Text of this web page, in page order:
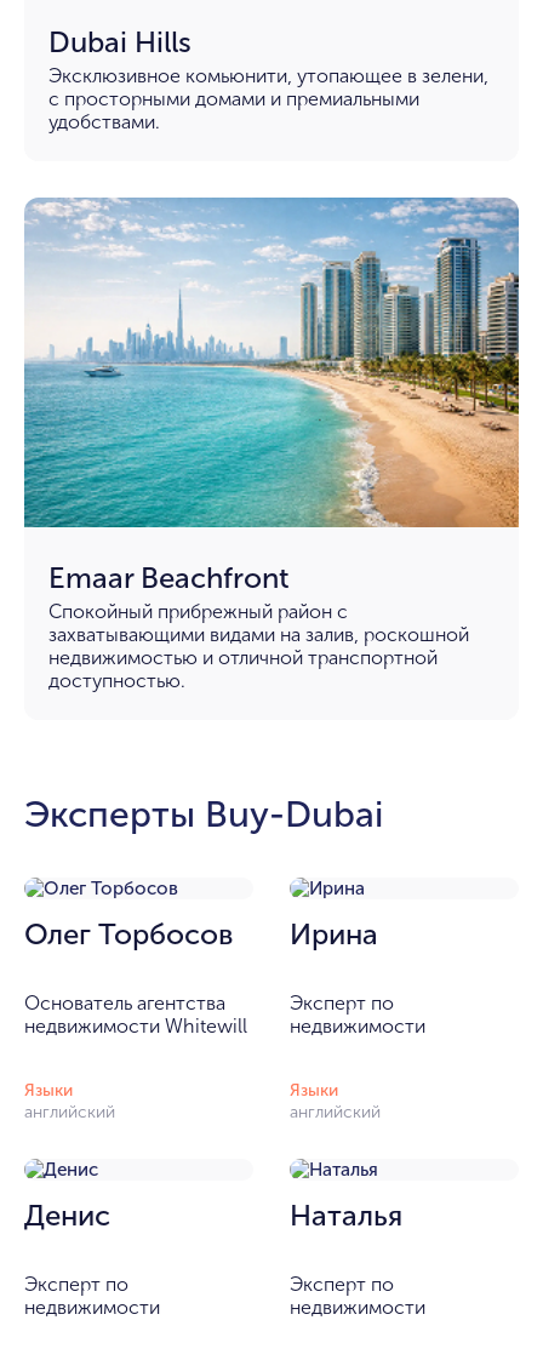
Dubai Hills
Эксклюзивное комьюнити, утопающее в зелени,
с просторными домами и премиальными
удобствами.
Emaar Beachfront
Спокойный прибрежный район с
захватывающими видами на залив, роскошной
недвижимостью и отличной транспортной
доступностью.
Эксперты Buy-Dubai
Олег Торбосов
Основатель агентства
недвижимости Whitewill
Языки
английский
Ирина
Эксперт по
недвижимости
Языки
английский
Денис
Эксперт по
недвижимости
Наталья
Эксперт по
недвижимости